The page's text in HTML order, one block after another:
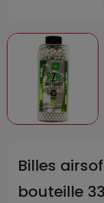
Billes
bouteille